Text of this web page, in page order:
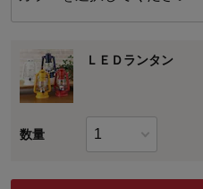
ＬＥＤランタン
数量